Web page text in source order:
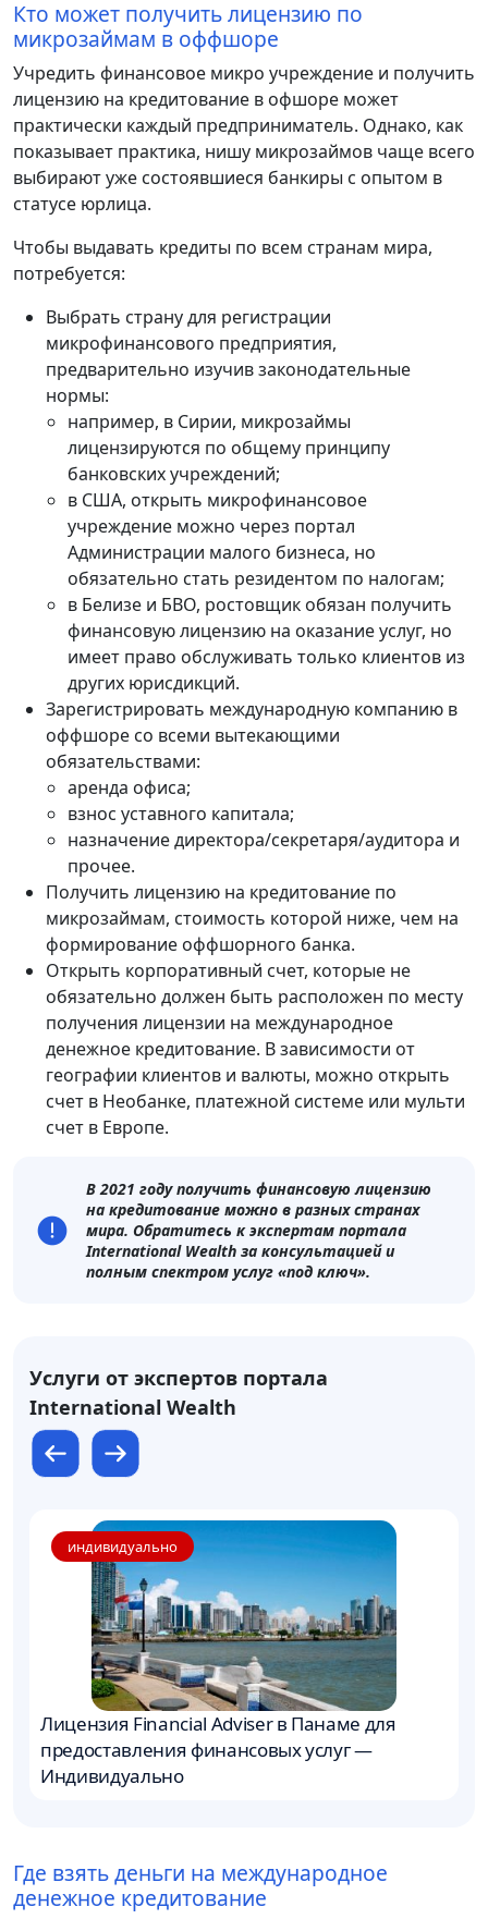
Кто может получить лицензию по
микрозаймам в оффшоре
Учредить финансовое микро учреждение и получить
лицензию на кредитование в офшоре может
практически каждый предприниматель. Однако, как
показывает практика, нишу микрозаймов чаще всего
выбирают уже состоявшиеся банкиры с опытом в
статусе юрлица.
Чтобы выдавать кредиты по всем странам мира,
потребуется:
Выбрать страну для регистрации
микрофинансового предприятия,
предварительно изучив законодательные
нормы:
например, в Сирии, микрозаймы
лицензируются по общему принципу
банковских учреждений;
в США, открыть микрофинансовое
учреждение можно через портал
Администрации малого бизнеса, но
обязательно стать резидентом по налогам;
в Белизе и БВО, ростовщик обязан получить
финансовую лицензию на оказание услуг, но
имеет право обслуживать только клиентов из
других юрисдикций.
Зарегистрировать международную компанию в
оффшоре со всеми вытекающими
обязательствами:
аренда офиса;
взнос уставного капитала;
назначение директора/секретаря/аудитора и
прочее.
Получить лицензию на кредитование по
микрозаймам, стоимость которой ниже, чем на
формирование оффшорного банка.
Открыть корпоративный счет, которые не
обязательно должен быть расположен по месту
получения лицензии на международное
денежное кредитование. В зависимости от
географии клиентов и валюты, можно открыть
счет в Необанке, платежной системе или мульти
счет в Европе.
В 2021 году получить финансовую лицензию
на кредитование можно в разных странах
мира. Обратитесь к экспертам портала
International Wealth за консультацией и
полным спектром услуг «под ключ».
Услуги от экспертов портала
International Wealth
индивидуально
Лицензия Financial Adviser в Панаме для
предоставления финансовых услуг —
Индивидуально
Где взять деньги на международное
денежное кредитование